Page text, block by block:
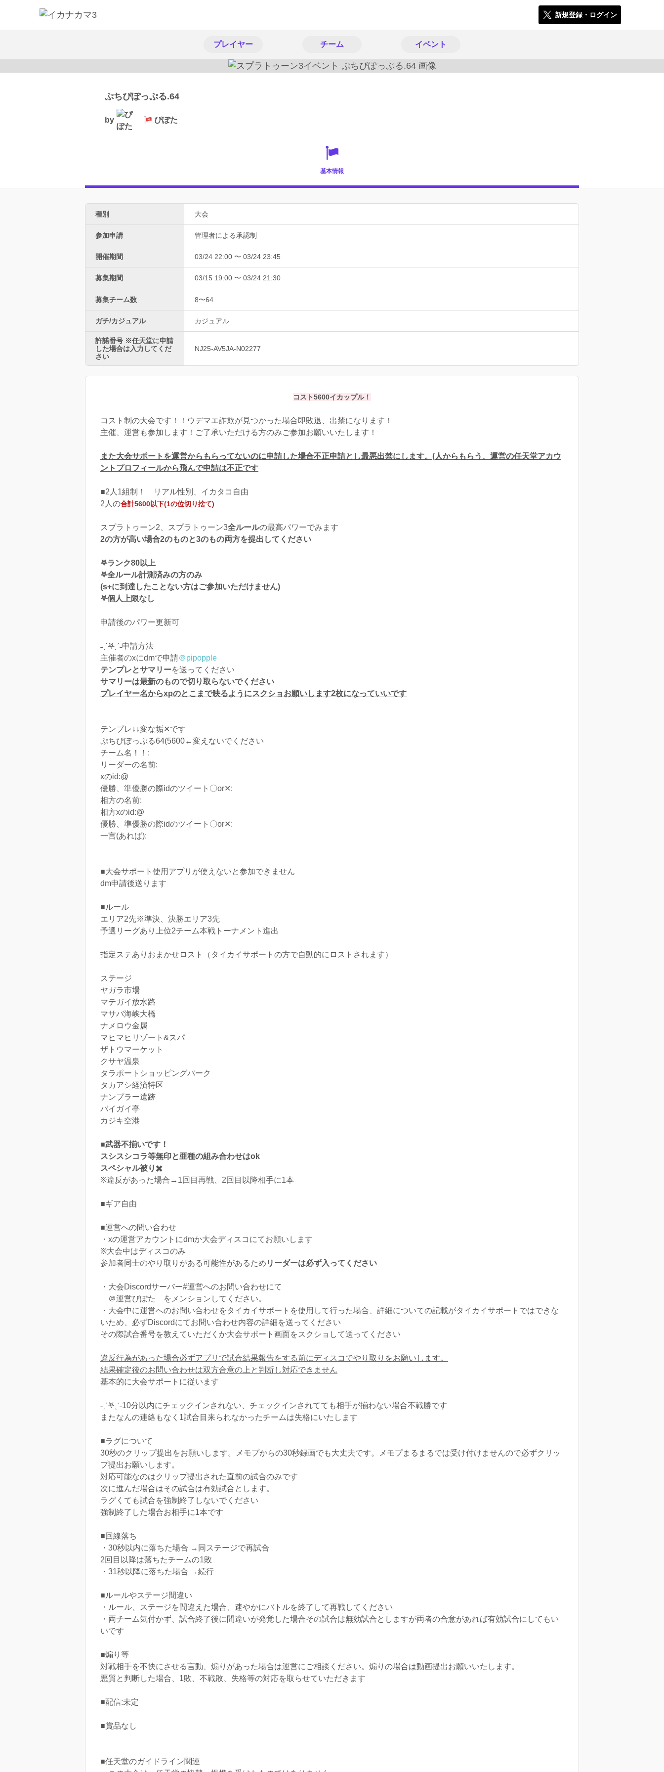
新規登録・ログイン
プレイヤー チーム イベント
ぷちぴぽっぷる.64
by ぴぽた
基本情報
種別 大会
参加申請 管理者による承認制
開催期間 03/24 22:00 〜 03/24 23:45
募集期間 03/15 19:00 〜 03/24 21:30
募集チーム数 8〜64
ガチ/カジュアル カジュアル
許諾番号 ※任天堂に申請
した場合は入力してくだ
さい
NJ25-AV5JA-N02277
コスト5600イカップル！
コスト制の大会です！！ウデマエ詐欺が見つかった場合即敗退、出禁になります！
主催、運営も参加します！ご了承いただける方のみご参加お願いいたします！
また大会サポートを運営からもらってないのに申請した場合不正申請とし最悪出禁にします。(人からもらう、運営の任天堂アカウ
ントプロフィールから飛んで申請は不正です
■2人1組制！ リアル性別、イカタコ自由
2人の合計5600以下(1の位切り捨て)
スプラトゥーン2、スプラトゥーン3全ルールの最高パワーでみます
2の方が高い場合2のものと3のもの両方を提出してください
𖤐ランク80以上
𖤐全ルール計測済みの方のみ
(s+に到達したことない方はご参加いただけません)
𖤐個人上限なし
申請後のパワー更新可
˗ˏˋ𖤐ˎˊ˗申請方法
主催者のxにdmで申請＠pipopple
テンプレとサマリーを送ってください
サマリーは最新のもので切り取らないでください
プレイヤー名からxpのとこまで映るようにスクショお願いします2枚になっていいです
テンプレ↓↓変な垢‪✕‬です
ぷちぴぽっぷる64(5600←変えないでください
チーム名！！:
リーダーの名前:
xのid:@
優勝、準優勝の際idのツイート〇‪or✕‬:
相方の名前:
相方xのid:@
優勝、準優勝の際idのツイート〇‪or✕‬:
一言(あれば):
■大会サポート使用アプリが使えないと参加できません
dm申請後送ります
■ルール
エリア2先※準決、決勝エリア3先
予選リーグあり上位2チーム本戦トーナメント進出
指定ステありおまかせロスト（タイカイサポートの方で自動的にロストされます）
ステージ
ヤガラ市場
マテガイ放水路
マサバ海峡大橋
ナメロウ金属
マヒマヒリゾート&スパ
ザトウマーケット
クサヤ温泉
タラポートショッピングパーク
タカアシ経済特区
ナンプラー遺跡
バイガイ亭
カジキ空港
■武器不揃いです！
スシスシコラ等無印と亜種の組み合わせはok
スペシャル被り✖️
※違反があった場合→1回目再戦、2回目以降相手に1本
■ギア自由
■運営への問い合わせ
・xの運営アカウントにdmか大会ディスコにてお願いします
※大会中はディスコのみ
参加者同士のやり取りがある可能性があるため リーダーは必ず入ってください
・大会Discordサーバー#運営へのお問い合わせにて
＠運営ぴぽた をメンションしてください。
・大会中に運営へのお問い合わせをタイカイサポートを使用して行った場合、詳細についての記載がタイカイサポートではできな
いため、必ずDiscordにてお問い合わせ内容の詳細を送ってください
その際試合番号を教えていただくか大会サポート画面をスクショして送ってください
違反行為があった場合必ずアプリで試合結果報告をする前にディスコでやり取りをお願いします。
結果確定後のお問い合わせは双方合意の上と判断し対応できません
基本的に大会サポートに従います
˗ˏˋ𖤐ˎˊ˗10分以内にチェックインされない、チェックインされてても相手が揃わない場合不戦勝です
またなんの連絡もなく1試合目来られなかったチームは失格にいたします
■ラグについて
30秒のクリップ提出をお願いします。メモプからの30秒録画でも大丈夫です。メモプまるまるでは受け付けませんので必ずクリッ
プ提出お願いします。
対応可能なのはクリップ提出された直前の試合のみです
次に進んだ場合はその試合は有効試合とします。
ラグくても試合を強制終了しないでください
強制終了した場合お相手に1本です
■回線落ち
・30秒以内に落ちた場合 →同ステージで再試合
2回目以降は落ちたチームの1敗
・31秒以降に落ちた場合 →続行
■ルールやステージ間違い
・ルール、ステージを間違えた場合、速やかにバトルを終了して再戦してください
・両チーム気付かず、試合終了後に間違いが発覚した場合その試合は無効試合としますが両者の合意があれば有効試合にしてもい
いです
■煽り等
対戦相手を不快にさせる言動、煽りがあった場合は運営にご相談ください。煽りの場合は動画提出お願いいたします。
悪質と判断した場合、1敗、不戦敗、失格等の対応を取らせていただきます
■配信:未定
■賞品なし
■任天堂のガイドライン関連